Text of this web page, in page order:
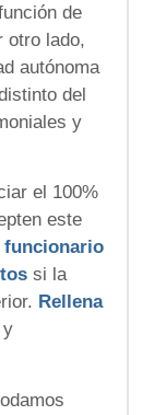
de
otro lado,
autónoma
del
y
el 100%
este
funcionario
si la
Rellena